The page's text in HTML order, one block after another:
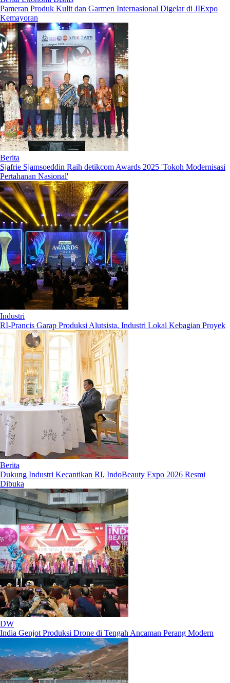
Pameran Produk Kulit dan Garmen Internasional Digelar di JIExpo
Kemayoran
Berita
Sjafrie Sjamsoeddin Raih detikcom Awards 2025 'Tokoh Modernisasi
Pertahanan Nasional'
Industri
RI-Prancis Garap Produksi Alutsista, Industri Lokal Kebagian Proyek
Berita
Dukung Industri Kecantikan RI, IndoBeauty Expo 2026 Resmi
Dibuka
DW
India Genjot Produksi Drone di Tengah Ancaman Perang Modern